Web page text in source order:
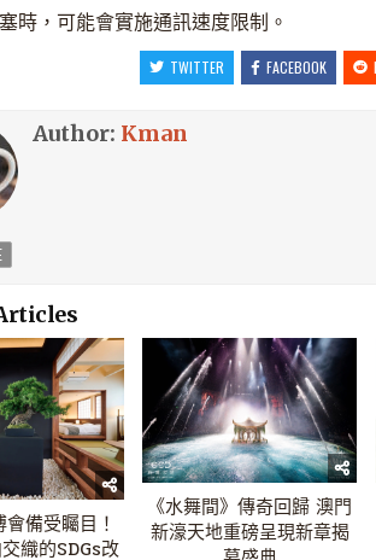
時，可能會實施通訊速度限制。
TWITTER FACEBOOK
Author: Kman
備受矚目！
織的SDGs改
《水舞間》傳奇回歸 澳門
新濠天地重磅呈現新章揭